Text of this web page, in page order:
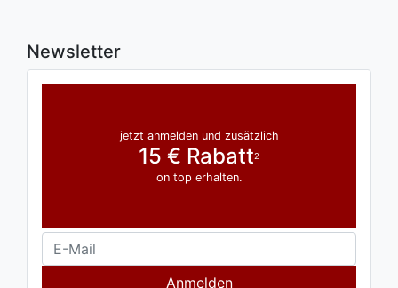
Newsletter
jetzt anmelden und zusätzlich
15 € Rabatt2
on top erhalten.
Anmelden